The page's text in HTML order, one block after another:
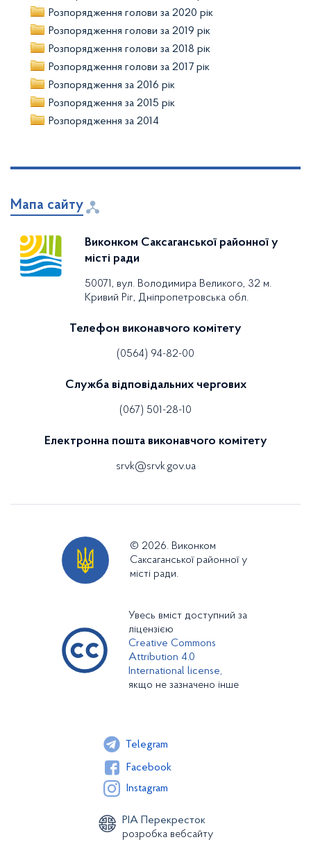
Розпорядження голови за 2020 рік
Розпорядження голови за 2019 рік
Розпорядження голови за 2018 рік
Розпорядження голови за 2017 рік
Розпорядження за 2016 рік
Розпорядження за 2015 рік
Розпорядження за 2014
Мапа сайту
Виконком Саксаганської районної у
місті ради
50071, вул. Володимира Великого, 32 м.
Кривий Ріг, Дніпропетровська обл.
Телефон виконавчого комітету
(0564) 94-82-00
Служба відповідальних чергових
(067) 501-28-10
Електронна пошта виконавчого комітету
srvk@srvk.gov.ua
© 2026. Виконком
Саксаганської районної у
місті ради.
Увесь вміст доступний за
ліцензією
Creative Commons
Attribution 4.0
International license,
якщо не зазначено інше
Telegram
Facebook
Instagram
РІА Перекресток
розробка вебсайту